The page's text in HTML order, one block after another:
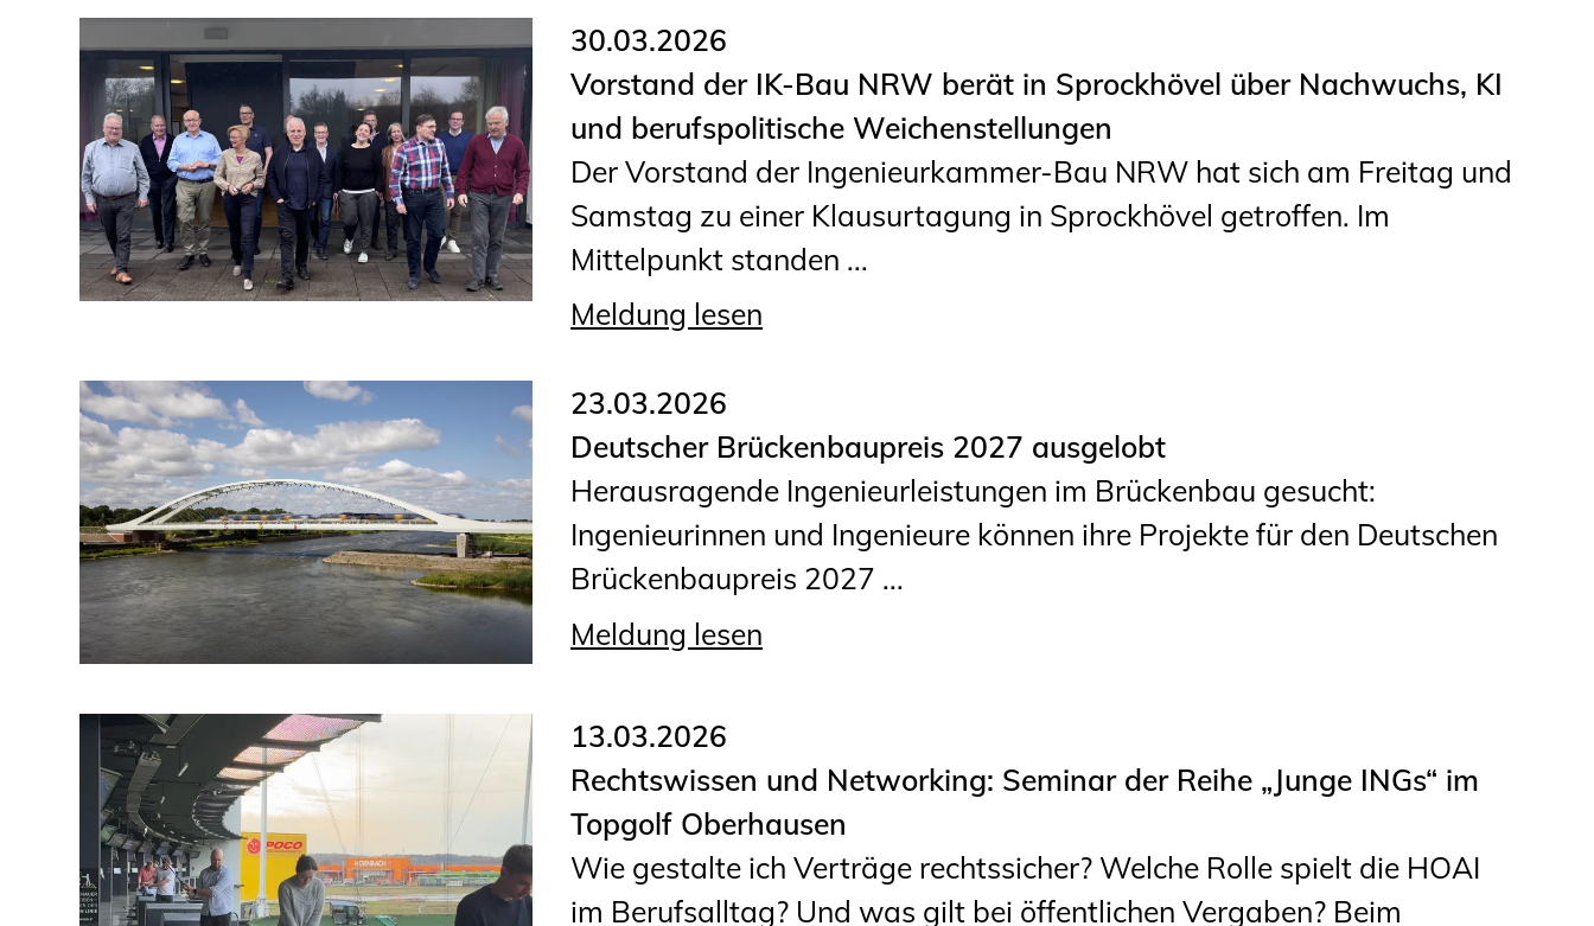
30.03.2026
Vorstand der IK-Bau NRW berät in Sprockhövel über Nachwuchs, KI
und berufspolitische Weichenstellungen
Der Vorstand der Ingenieurkammer-Bau NRW hat sich am Freitag und
Samstag zu einer Klausurtagung in Sprockhövel getroffen. Im
Mittelpunkt standen ...
Meldung lesen
23.03.2026
Deutscher Brückenbaupreis 2027 ausgelobt
Herausragende Ingenieurleistungen im Brückenbau gesucht:
Ingenieurinnen und Ingenieure können ihre Projekte für den Deutschen
Brückenbaupreis 2027 ...
Meldung lesen
13.03.2026
Rechtswissen und Networking: Seminar der Reihe „Junge INGs“ im
Topgolf Oberhausen
Wie gestalte ich Verträge rechtssicher? Welche Rolle spielt die HOAI
im Berufsalltag? Und was gilt bei öffentlichen Vergaben? Beim